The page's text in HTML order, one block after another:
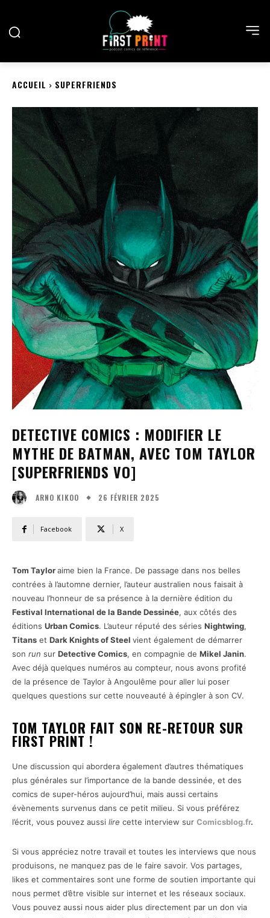
ACCUEIL SUPERFRIENDS
DETECTIVE COMICS : MODIFIER LE
MYTHE DE BATMAN, AVEC TOM TAYLOR
[SUPERFRIENDS VO]
ARNO KIKOO 26 FÉVRIER 2025
Facebook X
Tom Tayloraime bien la France. De passage dans nos belles
contrées à l’automne dernier, l’auteur australien nous faisait à
nouveau l’honneur de sa présence à la dernière édition du
Festival International de la Bande Dessinée, aux côtés des
éditions Urban Comics. L’auteur réputé des séries Nightwing,
Titans et Dark Knights of Steel vient également de démarrer
son run sur Detective Comics, en compagnie de Mikel Janin.
Avec déjà quelques numéros au compteur, nous avons profité
de la présence de Taylor à Angoulême pour aller lui poser
quelques questions sur cette nouveauté à épingler à son CV.
TOM TAYLOR FAIT SON RE-RETOUR SUR
FIRST PRINT !
Une discussion qui abordera également d’autres thématiques
plus générales sur l’importance de la bande dessinée, et des
comics de super-héros aujourd’hui, mais aussi certains
évènements survenus dans ce petit milieu. Si vous préférez
l’écrit, vous pouvez aussi lire cette interview sur Comicsblog.fr.
Si vous appréciez notre travail et toutes les interviews que nous
produisons, ne manquez pas de le faire savoir. Vos partages,
likes et commentaires sont une forme de soutien importante qui
nous permet d’être visible sur internet et les réseaux sociaux.
Vous pouvez aussi nous aider plus directement par un don via